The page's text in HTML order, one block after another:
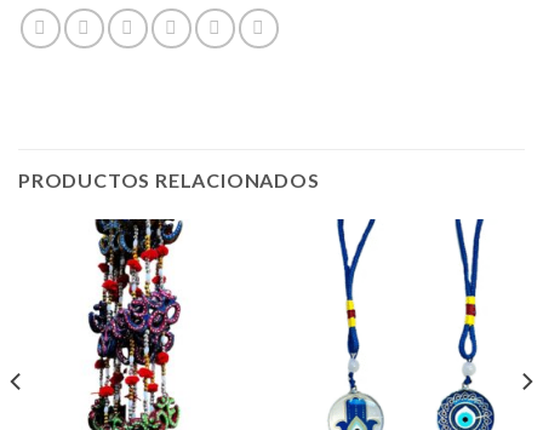
PRODUCTOS RELACIONADOS